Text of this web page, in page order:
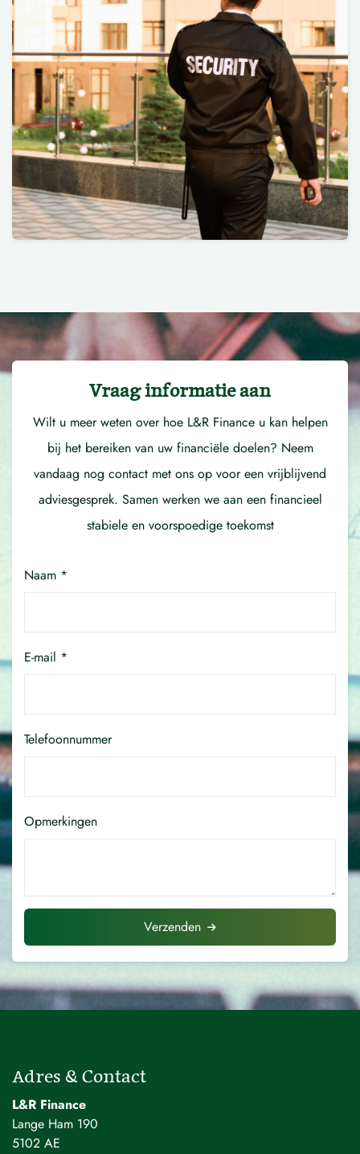
Vraag informatie aan
Wilt u meer weten over hoe L&R Finance u kan helpen
bij het bereiken van uw financiële doelen? Neem
vandaag nog contact met ons op voor een vrijblijvend
adviesgesprek. Samen werken we aan een financieel
stabiele en voorspoedige toekomst
Naam *
E-mail *
Telefoonnummer
Opmerkingen
Verzenden
Adres & Contact
L&R Finance
Lange Ham 190
5102 AE